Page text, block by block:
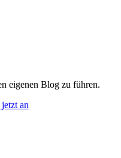
eigenen Blog zu führen.
an